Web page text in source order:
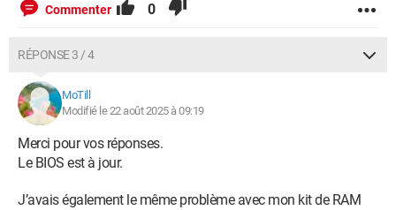
Commenter 0
RÉPONSE 3 / 4
MoTill
Modifié le 22 août 2025 à 09:19
Merci pour vos réponses.
Le BIOS est à jour.
J’avais également le même problème avec mon kit de RAM